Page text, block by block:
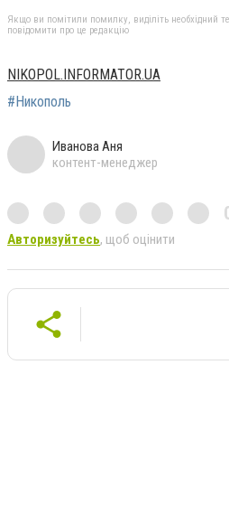
Якщо ви помітили помилку, виділіть необхідний
повідомити про це редакцію
NIKOPOL.INFORMATOR.UA
#Никополь
Иванова Аня
контент-менеджер
Авторизуйтесь, щоб оцінити